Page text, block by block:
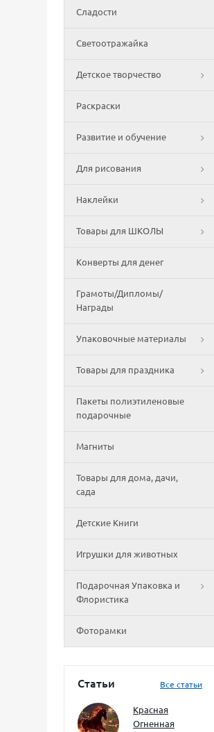
Сладости
Светоотражайка
Детское творчество
Раскраски
Развитие и обучение
Для рисования
Наклейки
Товары для ШКОЛЫ
Конверты для денег
Грамоты/Дипломы/
Награды
Упаковочные материалы
Товары для праздника
Пакеты полиэтиленовые
подарочные
Магниты
Товары для дома, дачи,
сада
Детские Книги
Игрушки для животных
Подарочная Упаковка и
Флористика
Фоторамки
Статьи Все статьи
Красная
Огненная